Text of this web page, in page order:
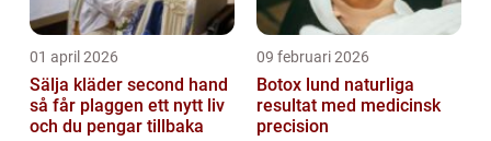
01 april 2026
Sälja kläder second hand
så får plaggen ett nytt liv
och du pengar tillbaka
09 februari 2026
Botox lund naturliga
resultat med medicinsk
precision